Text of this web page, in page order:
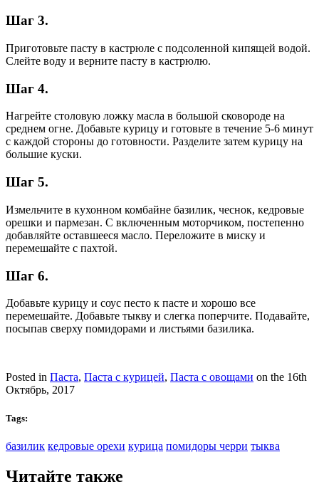
Шаг 3.
Приготовьте пасту в кастрюле с подсоленной кипящей водой.
Слейте воду и верните пасту в кастрюлю.
Шаг 4.
Нагрейте столовую ложку масла в большой сковороде на
среднем огне. Добавьте курицу и готовьте в течение 5-6 минут
с каждой стороны до готовности. Разделите затем курицу на
большие куски.
Шаг 5.
Измельчите в кухонном комбайне базилик, чеснок, кедровые
орешки и пармезан. С включенным моторчиком, постепенно
добавляйте оставшееся масло. Переложите в миску и
перемешайте с пахтой.
Шаг 6.
Добавьте курицу и соус песто к пасте и хорошо все
перемешайте. Добавьте тыкву и слегка поперчите. Подавайте,
посыпав сверху помидорами и листьями базилика.
Posted in Паста, Паста с курицей, Паста с овощами on the 16th
Октябрь, 2017
Tags:
базилик кедровые орехи курица помидоры черри тыква
Читайте также